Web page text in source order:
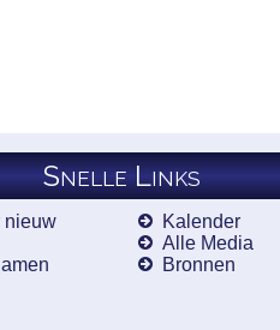
Snelle Links
nieuw
Kalender
Alle Media
Bronnen